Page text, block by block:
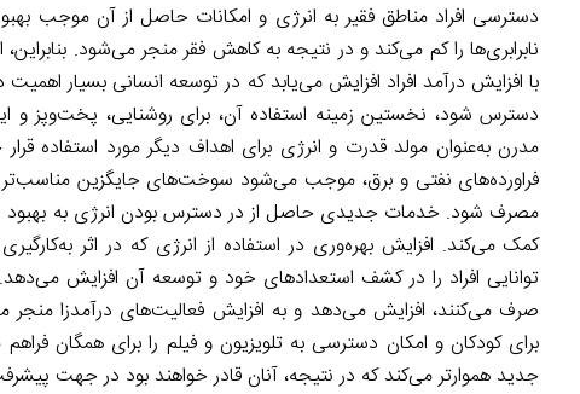
دسترسی افراد مناطق فقیر به انرژی و امکانات حاصل از آن موجب
نابرابری‌ها را کم می‌کند و در نتیجه به کاهش فقر منجر می‌شود.
با افزایش درآمد افراد افزایش می‌یابد که در توسعه انسانی بسیار
دسترس شود، نخستین زمینه استفاده آن، برای روشنایی، پخت‌وپز و
مدرن به‌عنوان مولد قدرت و انرژی برای اهداف دیگر مورد استفاده
فراورده‌های نفتی و برق، موجب می‌شود سوخت‌های جایگزین
مصرف شود. خدمات جدیدی حاصل از در دسترس بودن انرژی به بهبود
کمک می‌کند. افزایش بهره‌وری در استفاده از انرژی که در اثر
توانایی افراد را در کشف استعدادهای خود و توسعه آن افزایش می‌دهد.
صرف می‌کنند، افزایش می‌دهد و به افزایش فعالیت‌های درآمدزا
برای کودکان و امکان دسترسی به تلویزیون و فیلم را برای همگان
جدید هموارتر می‌کند که در نتیجه، آنان قادر خواهند بود در جهت